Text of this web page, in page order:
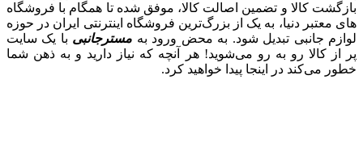
بازگشت کالا و تضمین اصالت کالا، موفق شده تا همگام با فروشگاه‌
های معتبر دنیا، به یک از بزرگ‌ترین فروشگاه اینترنتی ایران در حوزه
لوازم جانبی تبدیل شود. به محض ورود به مسترجانبی با یک سایت
پر از کالا رو به رو می‌شوید! هر آنچه که نیاز دارید و به ذهن شما
خطور می‌کند در اینجا پیدا خواهید کرد.